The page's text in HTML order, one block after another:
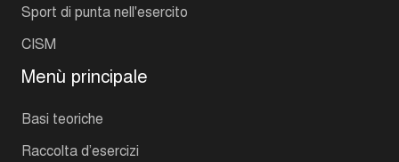
Sport di punta nell'esercito
CISM
Menù principale
Basi teoriche
Raccolta d’esercizi